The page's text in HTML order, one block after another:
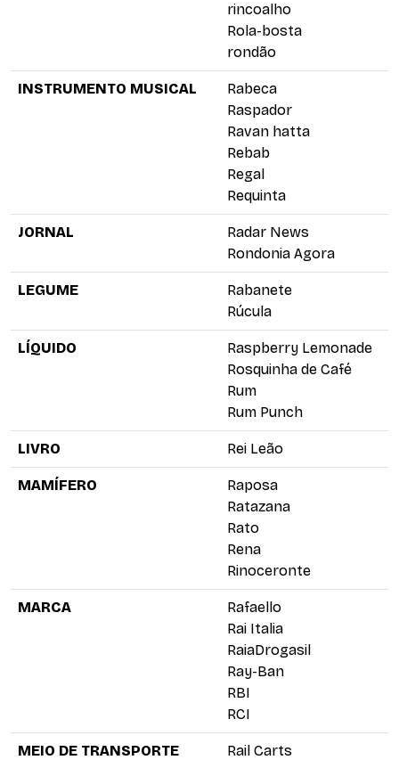
rincoalho
Rola-bosta
rondão
INSTRUMENTO MUSICAL
Rabeca
Raspador
Ravan hatta
Rebab
Regal
Requinta
JORNAL
Radar News
Rondonia Agora
LEGUME
Rabanete
Rúcula
LÍQUIDO
Raspberry Lemonade
Rosquinha de Café
Rum
Rum Punch
LIVRO Rei Leão
MAMÍFERO
Raposa
Ratazana
Rato
Rena
Rinoceronte
MARCA
Rafaello
Rai Italia
RaiaDrogasil
Ray-Ban
RBI
RCI
MEIO DE TRANSPORTE
Rail Carts